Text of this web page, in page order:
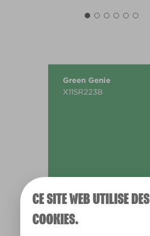
CE SITE WEB UTILISE DES
COOKIES.
Green Genie
X115R223B